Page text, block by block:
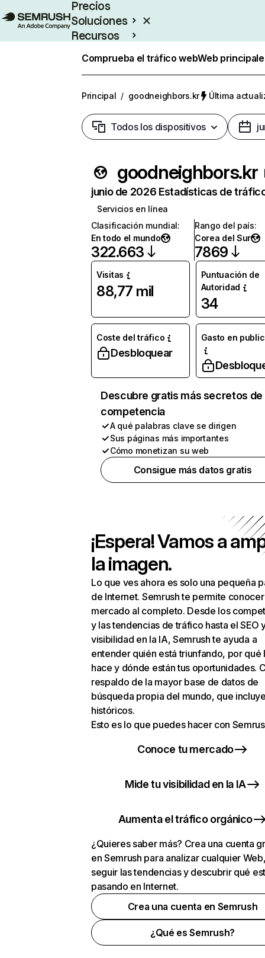
Precios
Soluciones
Recursos
Comprueba el tráfico webWeb
Principal / goodneighbors.kr Última
Todos los dispositivos
goodneighbors.kr
junio de 2026 Estadísticas de
Servicios en línea
Clasificación mundial:
En todo el mundo
322.663
Rango del país:
Corea del Sur
7869
Visitas
88,77 mil
Puntuación de
Autoridad
34
Coste del tráfico
Desbloquear
Gasto en
Descubre gratis más secretos de
competencia
A qué palabras clave se dirigen
Sus páginas más importantes
Cómo monetizan su web
Consigue más datos gratis
¡Espera! Vamos a
la imagen.
Lo que ves ahora es solo una pequeña
de Internet. Semrush te permite
mercado al completo. Desde los
y las tendencias de tráfico hasta el SEO
visibilidad en la IA, Semrush te ayuda a
entender quién está triunfando, por qué
hace y dónde están tus oportunidades.
respaldo de la mayor base de datos de
búsqueda propia del mundo, que
históricos.
Esto es lo que puedes hacer con
Conoce tu mercado
Mide tu visibilidad en la IA
Aumenta el tráfico orgánico
¿Quieres saber más? Crea una cuenta
en Semrush para analizar cualquier
seguir las tendencias y descubrir qué
pasando en Internet.
Crea una cuenta en Semrush
¿Qué es Semrush?